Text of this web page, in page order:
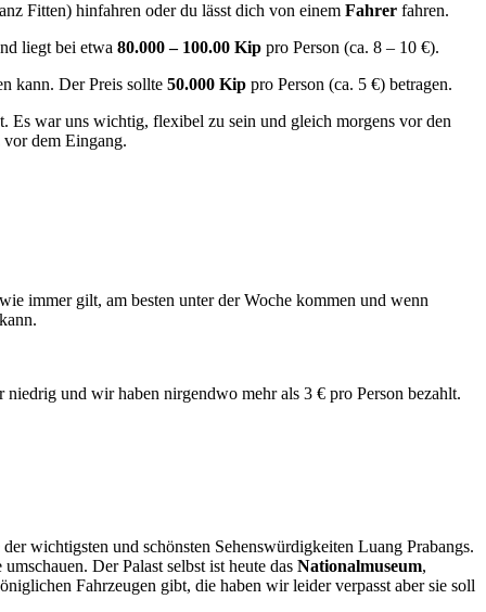
Fitten) hinfahren oder du lässt dich von einem Fahrer fahren.
liegt bei etwa 80.000 – 100.00 Kip pro Person (ca. 8 – 10 €).
kann. Der Preis sollte 50.000 Kip pro Person (ca. 5 €) betragen.
Es war uns wichtig, flexibel zu sein und gleich morgens vor den
dem Eingang.
immer gilt, am besten unter der Woche kommen und wenn
und wir haben nirgendwo mehr als 3 € pro Person bezahlt.
wichtigsten und schönsten Sehenswürdigkeiten Luang Prabangs.
Der Palast selbst ist heute das Nationalmuseum,
Fahrzeugen gibt, die haben wir leider verpasst aber sie soll